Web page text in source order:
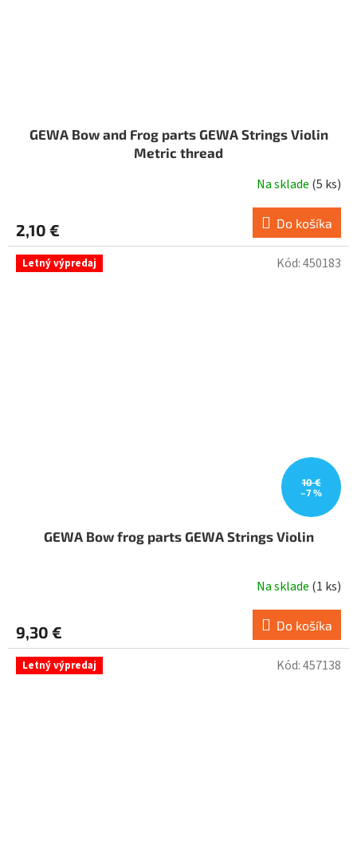
GEWA Bow and Frog parts GEWA Strings Violin
Metric thread
Na sklade (5 ks)
2,10 € Do košíka
Letný výpredaj
10 €
–7 %
GEWA Bow frog parts GEWA Strings Violin
Na sklade (1 ks)
9,30 € Do košíka
Kód:450183
Letný výpredaj Kód:457138